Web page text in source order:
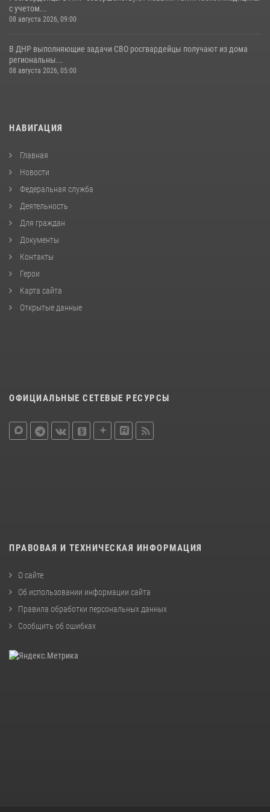
с учетом...
08 августа 2026, 09:00
В ДНР выполняющие задачи СВО росгвардейцы получают из дома
региональны...
08 августа 2026, 05:00
НАВИГАЦИЯ
Главная
Новости
Федеральная служба
Деятельность
Для граждан
Документы
Контакты
Герои
Карта сайта
Открытые данные
ОФИЦИАЛЬНЫЕ СЕТЕВЫЕ РЕСУРСЫ
ПРАВОВАЯ И ТЕХНИЧЕСКАЯ ИНФОРМАЦИЯ
О сайте
Об использовании информации сайта
Правила обработки персональных данных
Сообщить об ошибках